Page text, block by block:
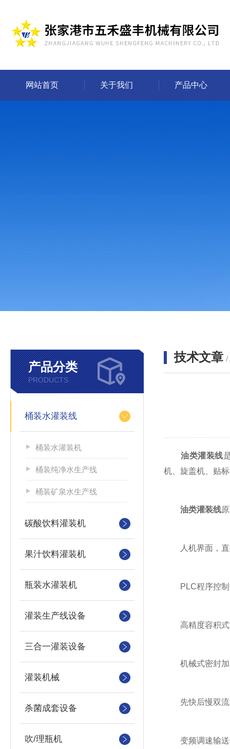
网站首页 关于我们 产品中心
产品分类
PRODUCTS
桶装水灌装线
桶装水灌装机
桶装纯净水生产线
桶装矿泉水生产线
碳酸饮料灌装机
果汁饮料灌装机
瓶装水灌装机
灌装生产线设备
三合一灌装设备
灌装机械
杀菌成套设备
吹/理瓶机
技术文章 /
油类灌装线
机、旋盖机、贴
油类灌装线
人机界面，直
PLC程序控制
高精度容积式
机械式密封加
先快后慢双流
变频调速输送